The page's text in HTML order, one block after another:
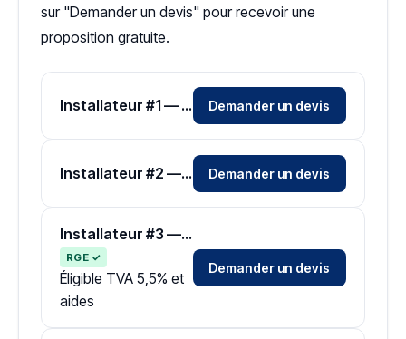
sur "Demander un devis" pour recevoir une
proposition gratuite.
Installateur #1 — Zone Essonne Demander un devis
Installateur #2 — Zone Essonne Demander un devis
Installateur #3 — Zone Essonne
RGE ✓
Éligible TVA 5,5% et
aides
Demander un devis